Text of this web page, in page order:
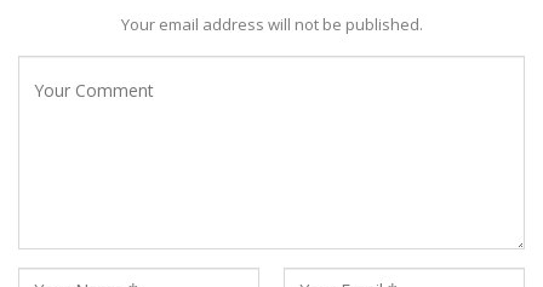
Your email address will not be published.